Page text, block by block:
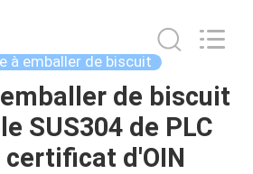
à emballer de biscuit
de biscuit
SUS304 de PLC
certificat d'OIN